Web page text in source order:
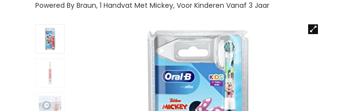
Powered By Braun, 1 Handvat Met Mickey, Voor Kinderen Vanaf 3 Jaar